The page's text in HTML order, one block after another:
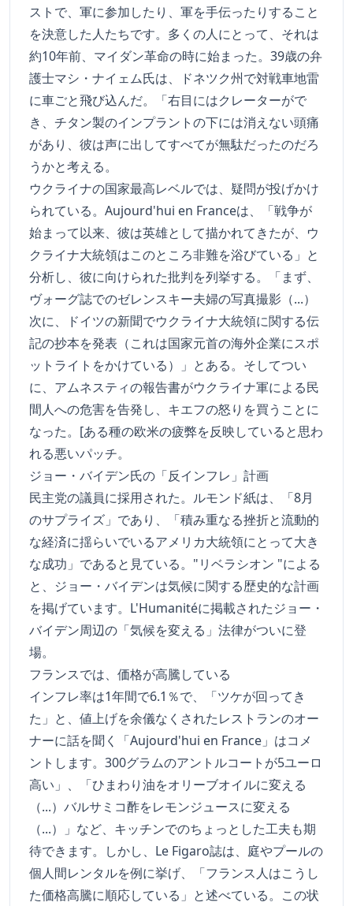
ストで、軍に参加したり、軍を手伝ったりすること
を決意した人たちです。多くの人にとって、それは
約10年前、マイダン革命の時に始まった。39歳の弁
護士マシ・ナイェム氏は、ドネツク州で対戦車地雷
に車ごと飛び込んだ。「右目にはクレーターがで
き、チタン製のインプラントの下には消えない頭痛
があり、彼は声に出してすべてが無駄だったのだろ
うかと考える。
ウクライナの国家最高レベルでは、疑問が投げかけ
られている。Aujourd'hui en Franceは、「戦争が
始まって以来、彼は英雄として描かれてきたが、ウ
クライナ大統領はこのところ非難を浴びている」と
分析し、彼に向けられた批判を列挙する。「まず、
ヴォーグ誌でのゼレンスキー夫婦の写真撮影（...）
次に、ドイツの新聞でウクライナ大統領に関する伝
記の抄本を発表（これは国家元首の海外企業にスポ
ットライトをかけている）」とある。そしてつい
に、アムネスティの報告書がウクライナ軍による民
間人への危害を告発し、キエフの怒りを買うことに
なった。[ある種の欧米の疲弊を反映していると思わ
れる悪いパッチ。
ジョー・バイデン氏の「反インフレ」計画
民主党の議員に採用された。ルモンド紙は、「8月
のサプライズ」であり、「積み重なる挫折と流動的
な経済に揺らいでいるアメリカ大統領にとって大き
な成功」であると見ている。"リベラシオン "による
と、ジョー・バイデンは気候に関する歴史的な計画
を掲げています。L'Humanitéに掲載されたジョー・
バイデン周辺の「気候を変える」法律がついに登
場。
フランスでは、価格が高騰している
インフレ率は1年間で6.1％で、「ツケが回ってき
た」と、値上げを余儀なくされたレストランのオー
ナーに話を聞く「Aujourd'hui en France」はコメ
ントします。300グラムのアントルコートが5ユーロ
高い」、「ひまわり油をオリーブオイルに変える
（...）バルサミコ酢をレモンジュースに変える
（...）」など、キッチンでのちょっとした工夫も期
待できます。しかし、Le Figaro誌は、庭やプールの
個人間レンタルを例に挙げ、「フランス人はこうし
た価格高騰に順応している」と述べている。この状